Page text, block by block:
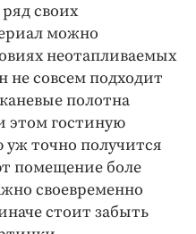
своих
можно
неотапливаемых
совсем подходит
полотна
этом гостиную
точно получится
помещение боле
своевременно
стоит забыть